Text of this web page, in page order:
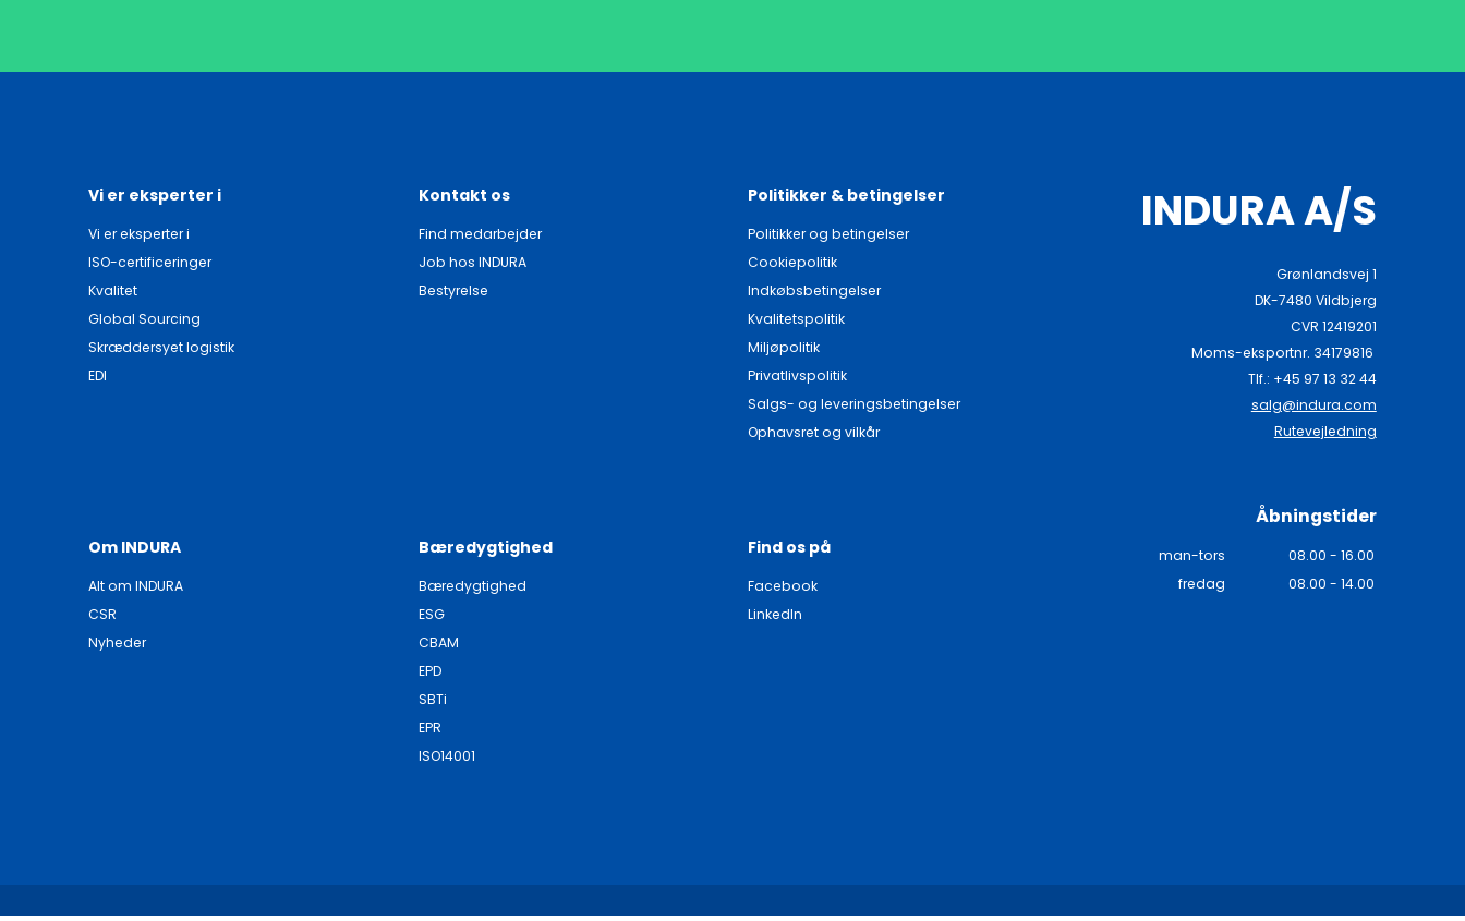
Vi er eksperter i
Vi er eksperter i
ISO-certificeringer
Kvalitet
Global Sourcing
Skræddersyet logistik
EDI
Kontakt os
Find medarbejder
Job hos INDURA
Bestyrelse
Politikker & betingelser
Politikker og betingelser
Cookiepolitik
Indkøbsbetingelser
Kvalitetspolitik
Miljøpolitik
Privatlivspolitik
Salgs- og leveringsbetingelser
Ophavsret og vilkår
Om INDURA
Alt om INDURA
CSR
Nyheder
Bæredygtighed
Bæredygtighed
ESG
CBAM
EPD
SBTi
EPR
ISO14001
Find os på
Facebook
LinkedIn
INDURA A/S
Grønlandsvej 1
DK-7480 Vildbjerg
CVR 12419201
Moms-eksportnr. 34179816
Tlf.: +45 97 13 32 44
salg@indura.com
Rutevejledning
Åbningstider
man-tors
08.00 - 16.00
fredag
08.00 - 14.00